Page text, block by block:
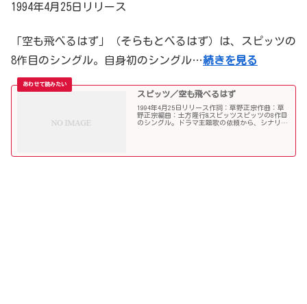
1994年4月25日リリース
「空も飛べるはず」（そらもとべるはず）は、スピッツの
8作目のシングル。自身初のシングル…続きを見る
スピッツ／空も飛べるはず
1994年4月25日リリース作詞：草野正宗作曲：草
野正宗編曲：土方隆行&スピッツスピッツの8作目
のシングル。ドラマ主題歌の依頼から、シナリオ